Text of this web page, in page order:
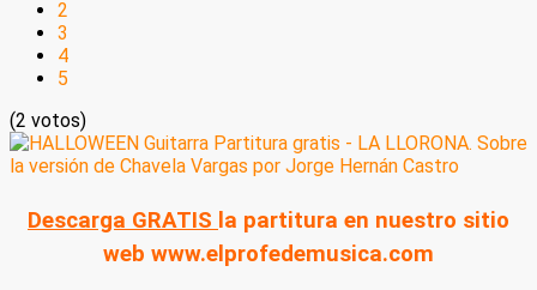
2
3
4
5
(2 votos)
Descarga GRATIS la partitura en nuestro sitio
web www.elprofedemusica.com